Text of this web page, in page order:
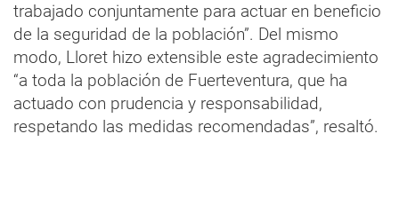
trabajado conjuntamente para actuar en beneficio
de la seguridad de la población”. Del mismo
modo, Lloret hizo extensible este agradecimiento
“a toda la población de Fuerteventura, que ha
actuado con prudencia y responsabilidad,
respetando las medidas recomendadas”, resaltó.